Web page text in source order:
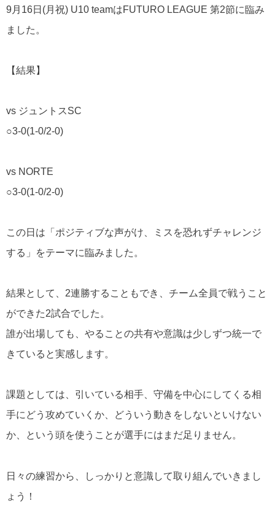
9月16日(月祝) U10 teamはFUTURO LEAGUE 第2節に臨み
ました。
【結果】
vs ジュントスSC
○3-0(1-0/2-0)
vs NORTE
○3-0(1-0/2-0)
この日は「ポジティブな声がけ、ミスを恐れずチャレンジ
する」をテーマに臨みました。
結果として、2連勝することもでき、チーム全員で戦うこと
ができた2試合でした。
誰が出場しても、やることの共有や意識は少しずつ統一で
きていると実感します。
課題としては、引いている相手、守備を中心にしてくる相
手にどう攻めていくか、どういう動きをしないといけない
か、という頭を使うことが選手にはまだ足りません。
日々の練習から、しっかりと意識して取り組んでいきまし
ょう！